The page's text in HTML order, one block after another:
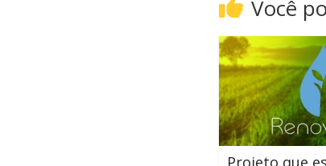
Você
Projeto que